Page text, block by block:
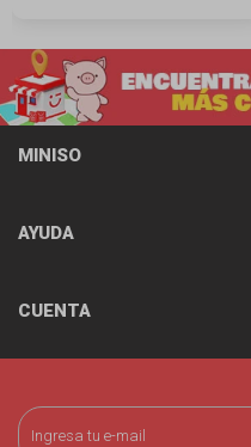
MINISO
AYUDA
CUENTA